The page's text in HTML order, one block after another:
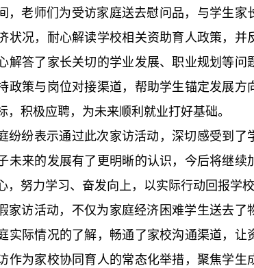
，老师们为受访家庭送去慰问品，与学生家
状况，耐心解读学校相关资助育人政策，并
解答了家长关切的学业发展、职业规划等
政策与岗位对接渠道，帮助学生锚定发展方
，积极应聘，为未来顺利就业打好基础。
纷纷表示通过此次家访活动，深切感受到了
未来的发展有了更明晰的认识，今后将继
，努力学习、奋发向上，以实际行动回报学校
家访活动，不仅为家庭经济困难学生送去了
实际情况的了解，畅通了家校沟通渠道，让
作为家校协同育人的常态化举措，聚焦学生